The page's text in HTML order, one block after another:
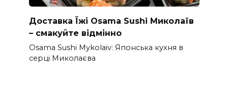
Доставка Їжі Osama Sushi Миколаїв
– смакуйте відмінно
Osama Sushi Mykolaiv: Японська кухня в
серці Миколаєва